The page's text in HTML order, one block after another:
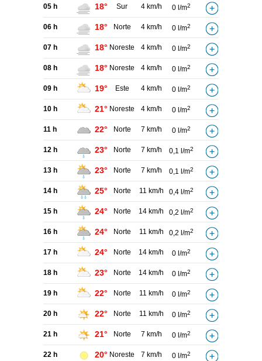
05 h 18° Sur 4 km/h 0 l/m2
06 h 18° Norte 4 km/h 0 l/m2
07 h 18° Noreste 4 km/h 0 l/m2
08 h 18° Noreste 4 km/h 0 l/m2
09 h 19° Este 4 km/h 0 l/m2
10 h 21° Noreste 4 km/h 0 l/m2
11 h 22° Norte 7 km/h 0 l/m2
12 h 23° Norte 7 km/h 0,1 l/m2
13 h 23° Norte 7 km/h 0,1 l/m2
14 h 25° Norte 11 km/h 0,4 l/m2
15 h 24° Norte 14 km/h 0,2 l/m2
16 h 24° Norte 11 km/h 0,2 l/m2
17 h 24° Norte 14 km/h 0 l/m2
18 h 23° Norte 14 km/h 0 l/m2
19 h 22° Norte 11 km/h 0 l/m2
20 h 22° Norte 11 km/h 0 l/m2
21 h 21° Norte 7 km/h 0 l/m2
22 h 20° Noreste 7 km/h 0 l/m2